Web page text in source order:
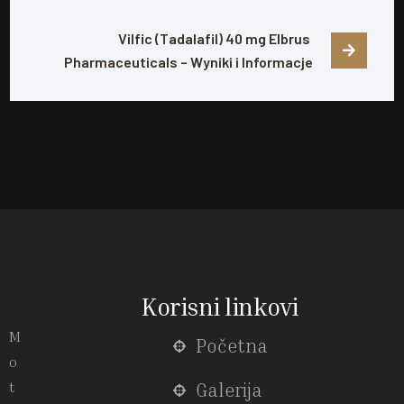
Vilfic (Tadalafil) 40 mg Elbrus
Pharmaceuticals – Wyniki i Informacje
M
o
t
Korisni linkovi
Početna
Galerija